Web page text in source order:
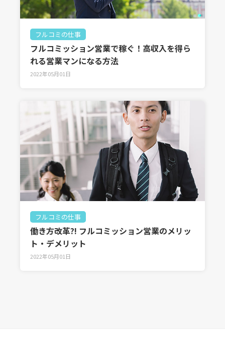
フルコミの仕事
フルコミッション営業で稼ぐ！高収入を得ら
れる営業マンになる方法
2022年05月01日
フルコミの仕事
働き方改革?! フルコミッション営業のメリッ
ト・デメリット
2022年05月01日